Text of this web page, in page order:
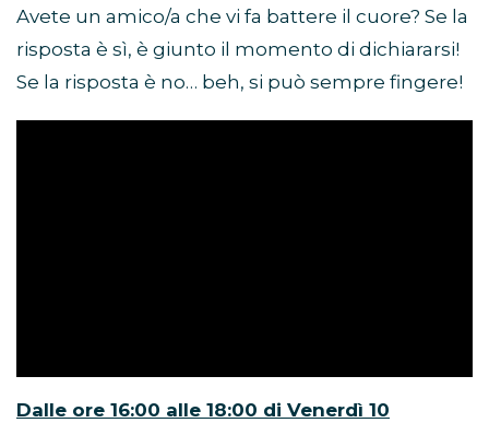
Avete un amico/a che vi fa battere il cuore? Se la
risposta è sì, è giunto il momento di dichiararsi!
Se la risposta è no… beh, si può sempre fingere!
Dalle ore 16:00 alle 18:00 di Venerdì 10